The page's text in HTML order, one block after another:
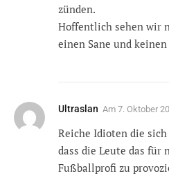
zünden.
Hoffentlich sehen wir
einen Sane und keinen
Ultraslan Am 7. Oktober
Reiche Idioten die
dass die Leute das für
Fußballprofi zu